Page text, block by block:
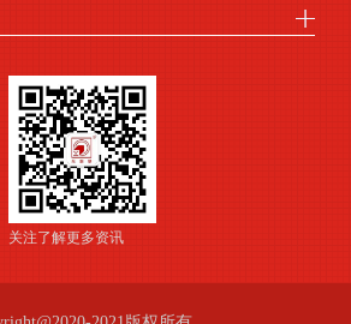
关注了解更多资讯